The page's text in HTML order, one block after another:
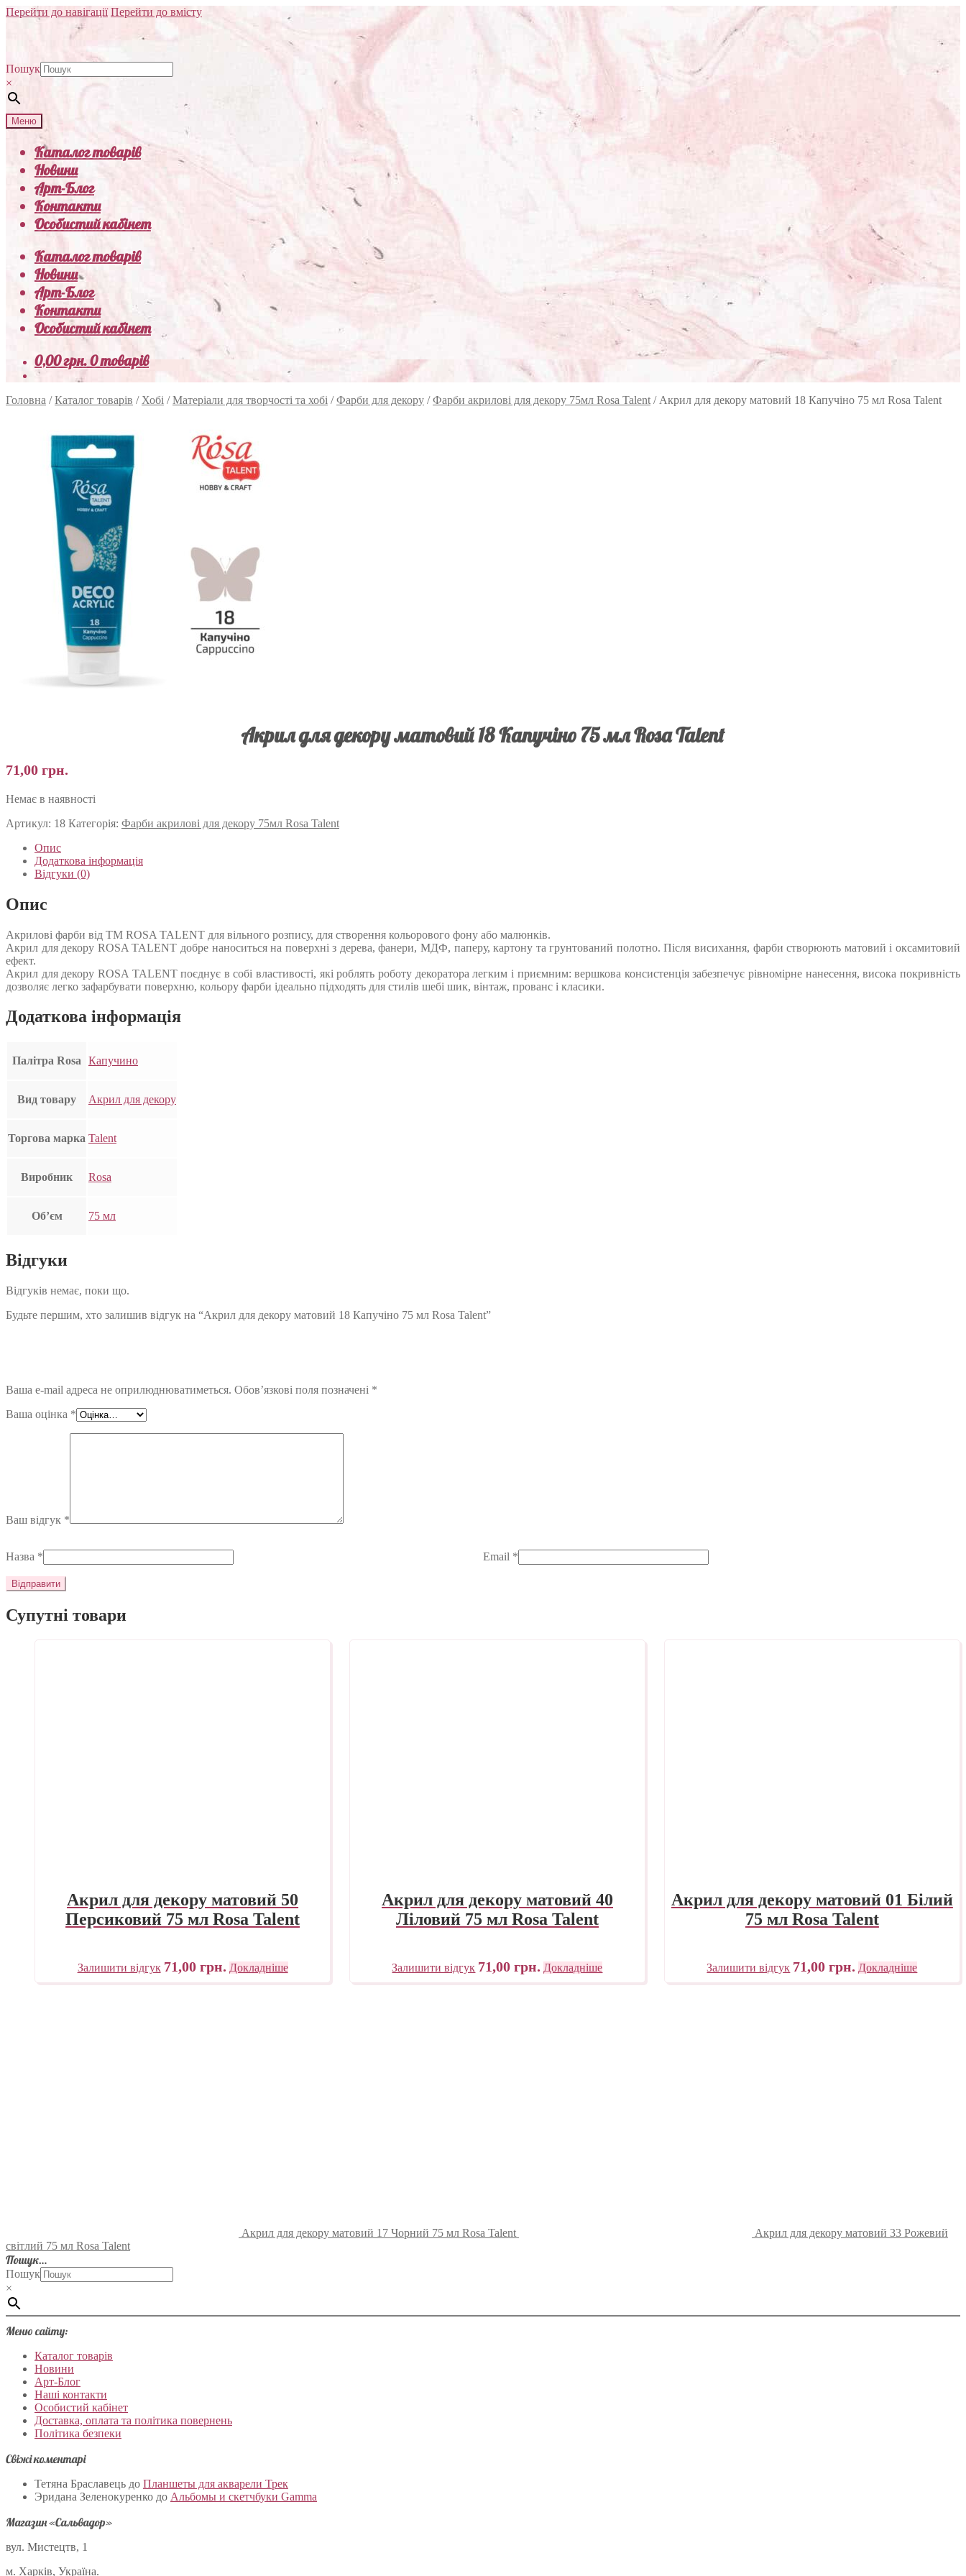
Перейти до навігації Перейти до вмісту
Пошук
×
Меню
Каталог товарів
Новини
Арт-Блог
Контакти
Особистий кабінет
Каталог товарів
Новини
Арт-Блог
Контакти
Особистий кабінет
0,00грн.0 товарів
Головна /Каталог товарів / Хобі /Матеріали для творчості та хобі /Фарби для декору /Фарби акрилові для декору 75мл Rosa Talent / Акрил для декору матовий 18 Капучіно 75 мл Rosa Talent
Акрил для декору матовий 18 Капучіно 75 мл Rosa Talent
71,00 грн.
Немає в наявності
Артикул: 18 Категорія: Фарби акрилові для декору 75мл Rosa Talent
Опис
Додаткова інформація
Відгуки (0)
Опис
Акрилові фарби від ТМ ROSA TALENT для вільного розпису, для створення кольорового фону або малюнків.
Акрил для декору ROSA TALENT добре наноситься на поверхні з дерева, фанери, МДФ, паперу, картону та грунтований полотно. Після висихання, фарби створюють матовий і оксамитовий
ефект.
Акрил для декору ROSA TALENT поєднує в собі властивості, які роблять роботу декоратора легким і приємним: вершкова консистенція забезпечує рівномірне нанесення, висока покривність
дозволяє легко зафарбувати поверхню, кольору фарби ідеально підходять для стилів шебі шик, вінтаж, прованс і класики.
Додаткова інформація
Палітра Rosa Капучино
Вид товару Акрил для декору
Торгова марка Talent
Виробник Rosa
Об’єм 75 мл
Відгуки
Відгуків немає, поки що.
Будьте першим, хто залишив відгук на “Акрил для декору матовий 18 Капучіно 75 мл Rosa Talent”
Ваша e-mail адреса не оприлюднюватиметься. Обов’язкові поля позначені *
Ваша оцінка *
Ваш відгук *
Назва * Email *
Супутні товари
Акрил для декору матовий 50
Персиковий 75 мл Rosa Talent
Залишити відгук 71,00 грн. Докладніше
Акрил для декору матовий 40
Ліловий 75 мл Rosa Talent
Залишити відгук 71,00грн. Докладніше
Акрил для декору матовий 01 Білий
75 мл Rosa Talent
Залишити відгук 71,00грн. Докладніше
Акрил для декору матовий 17 Чорний 75 мл Rosa Talent
Акрил для декору матовий 33 Рожевий
світлий 75 мл Rosa Talent
Пошук…
Пошук
×
Меню сайту:
Каталог товарів
Новини
Арт-Блог
Наші контакти
Особистий кабінет
Доставка, оплата та політика повернень
Політика безпеки
Свіжі коментарі
Тетяна Браславець до Планшеты для акварели Трек
Эридана Зеленокуренко до Альбомы и скетчбуки Gamma
Магазин «Сальвадор»
вул. Мистецтв, 1
м. Харків, Україна.